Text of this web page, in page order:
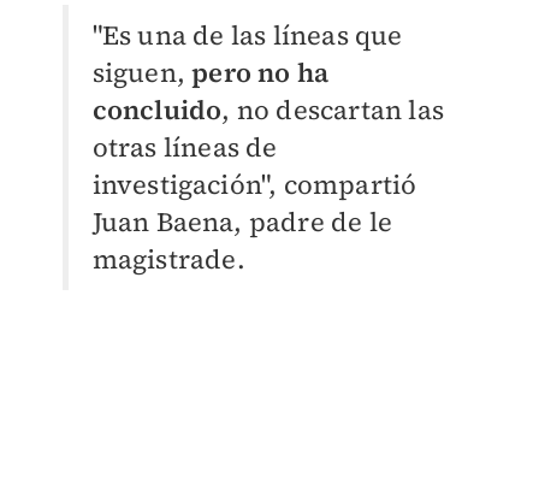
"Es una de las líneas que
siguen,pero no ha
concluido, no descartan las
otras líneas de
investigación", compartió
Juan Baena, padre de le
magistrade.